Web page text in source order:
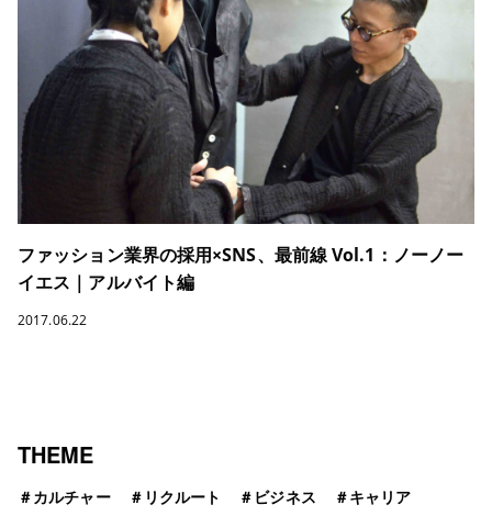
ファッション業界の採用×SNS、最前線 Vol.1：ノーノー
イエス｜アルバイト編
2017.06.22
THEME
＃カルチャー ＃ リクルート ＃ ビジネス ＃キャリア